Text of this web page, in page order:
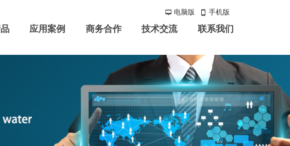
应用案例 商务合作 技术交流 联系我们
넡 电脑版 넓 手机版